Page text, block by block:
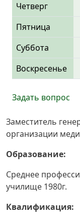
Четверг
Пятница
Суббота
Воскресенье
Задать вопрос
Заместитель
организации
Образование:
Среднее
училище 1980г.
Квалификация: